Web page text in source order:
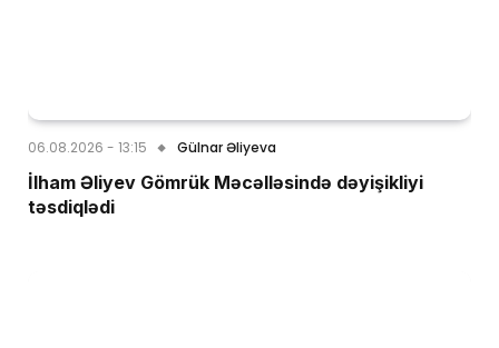
06.08.2026 - 13:15 Gülnar Əliyeva
İlham Əliyev Gömrük Məcəlləsində dəyişikliyi
təsdiqlədi